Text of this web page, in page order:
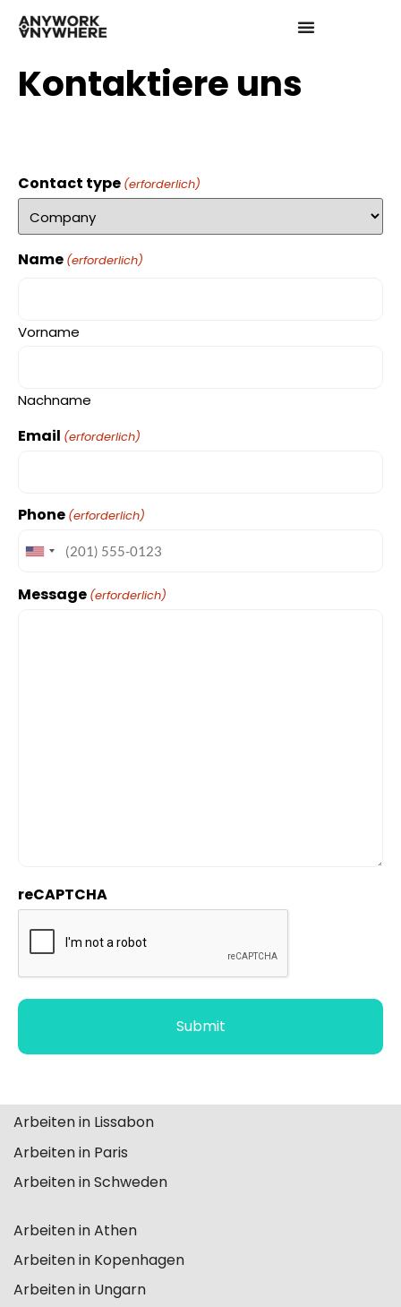
Kontaktiere uns
Contact type (erforderlich)
Name (erforderlich)
Vorname
Nachname
Email (erforderlich)
Phone (erforderlich)
Message (erforderlich)
reCAPTCHA
Arbeiten in Lissabon
Arbeiten in Paris
Arbeiten in Schweden
Arbeiten in Athen
Arbeiten in Kopenhagen
Arbeiten in Ungarn